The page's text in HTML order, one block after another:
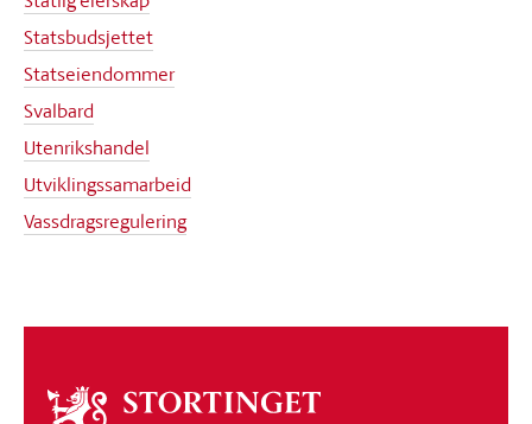
Statsbudsjettet
Statseiendommer
Svalbard
Utenrikshandel
Utviklingssamarbeid
Vassdragsregulering
Om